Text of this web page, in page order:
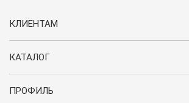
КЛИЕНТАМ
КАТАЛОГ
ПРОФИЛЬ